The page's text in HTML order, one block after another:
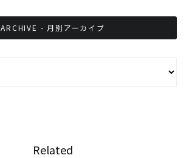
ARCHIVE - 月別アーカイブ
Related